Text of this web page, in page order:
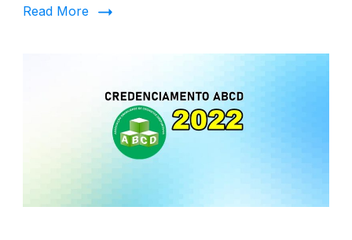
Read More